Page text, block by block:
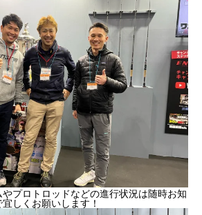
プロトロッドなどの進行状況は随時お知
しくお願いします！